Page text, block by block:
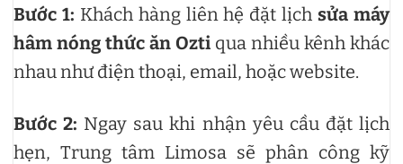
Bước 1: Khách hàng liên hệ đặt lịchsửa máy
hâm nóng thức ăn Ozti qua nhiều kênh khác
nhau như điện thoại, email, hoặc website.
Bước 2: Ngay sau khi nhận yêu cầu đặt lịch
hẹn, Trung tâm Limosa sẽ phân công kỹ